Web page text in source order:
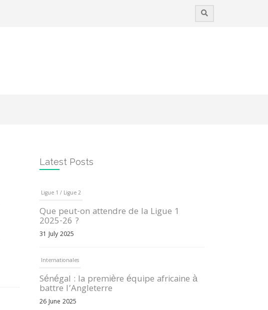
Latest Posts
Ligue 1 / Ligue 2
Que peut-on attendre de la Ligue 1
2025-26 ?
31 July 2025
Internationales
Sénégal : la première équipe africaine à
battre l’Angleterre
26 June 2025